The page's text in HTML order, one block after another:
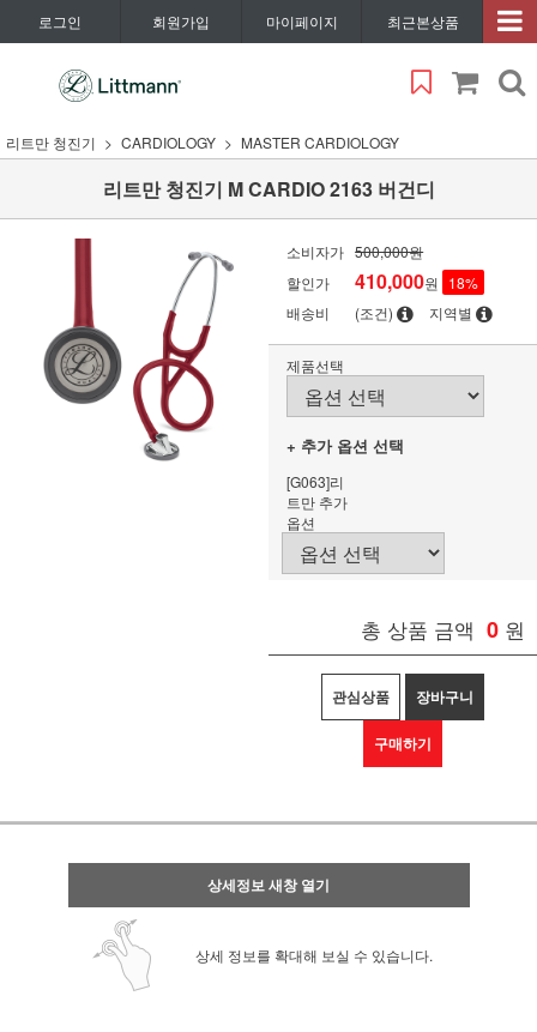
로그인 회원가입 마이페이지 최근본상품
리트만 청진기 CARDIOLOGY MASTER CARDIOLOGY
리트만 청진기 M CARDIO 2163 버건디
소비자가 500,000원
할인가
410,000원 18%
배송비
(조건) 지역별
제품선택
+ 추가 옵션 선택
[G063]리
트만 추가
옵션
총 상품 금액 0 원
관심상품 장바구니
구매하기
상세정보 새창 열기
상세 정보를 확대해 보실 수 있습니다.